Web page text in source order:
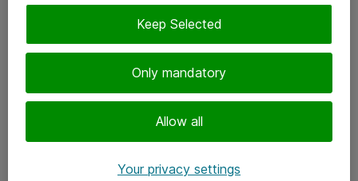
Seuraa meitä
Instagram
Only mandatory
Allow all
Keep Selected
Your privacy settings